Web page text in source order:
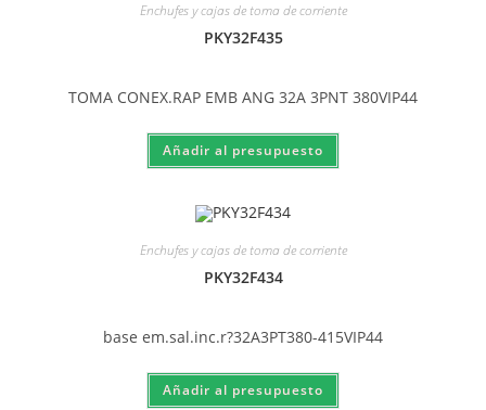
Enchufes y cajas de toma de corriente
PKY32F435
TOMA CONEX.RAP EMB ANG 32A 3PNT 380VIP44
Enchufes y cajas de toma de corriente
PKY32F434
base em.sal.inc.r?32A3PT380-415VIP44